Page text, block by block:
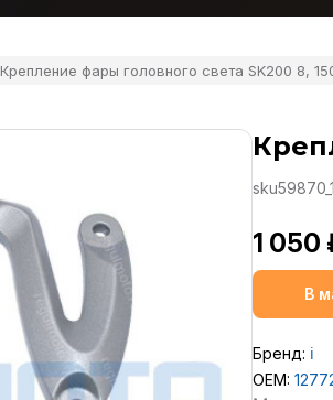
Крепление фары головного света SK200 8,
1 050
В
Бренд: ℹ️
OEM: